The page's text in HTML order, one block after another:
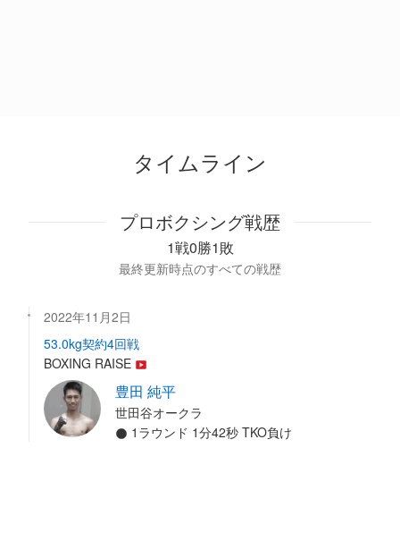
タイムライン
プロボクシング戦歴
1戦0勝1敗
最終更新時点のすべての戦歴
2022年11月2日
53.0kg契約4回戦
BOXING RAISE
豊田 純平
世田谷オークラ
1ラウンド 1分42秒 TKO負け